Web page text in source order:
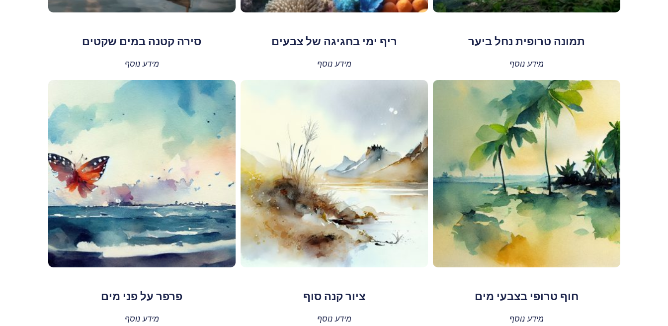
תמונה טרופית נחל ביער
מידע נוסף
ריף ימי בחגיגה של צבעים
מידע נוסף
סירה קטנה במים שקטים
מידע נוסף
חוף טרופי בצבעי מים
מידע נוסף
ציור קנה סוף
מידע נוסף
פרפר על פני מים
מידע נוסף